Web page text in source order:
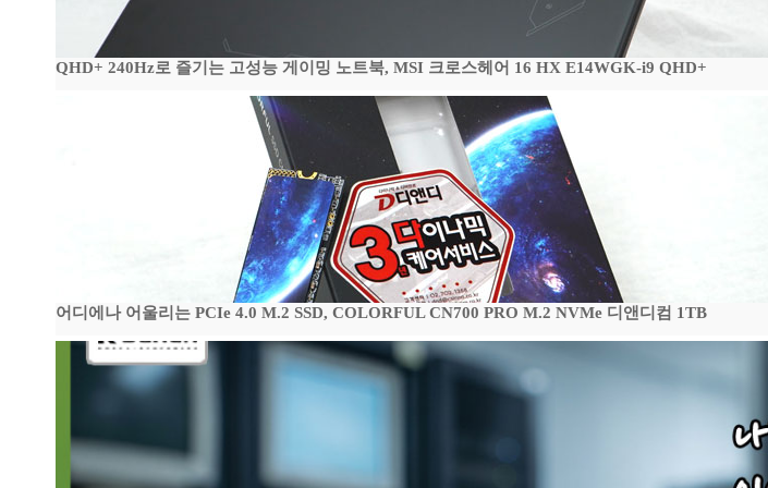
QHD+ 240Hz로 즐기는 고성능 게이밍 노트북, MSI 크로스헤어 16 HX E14WGK-i9 QHD+
어디에나 어울리는 PCIe 4.0 M.2 SSD, COLORFUL CN700 PRO M.2 NVMe 디앤디컴 1TB